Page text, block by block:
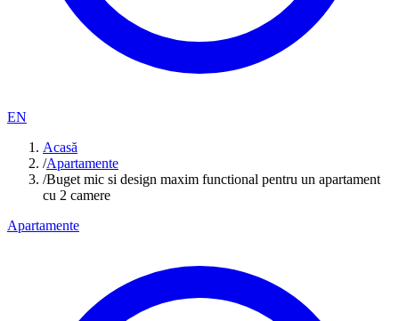
EN
Acasă
/Apartamente
/Buget mic si design maxim functional pentru un apartament
cu 2 camere
Apartamente